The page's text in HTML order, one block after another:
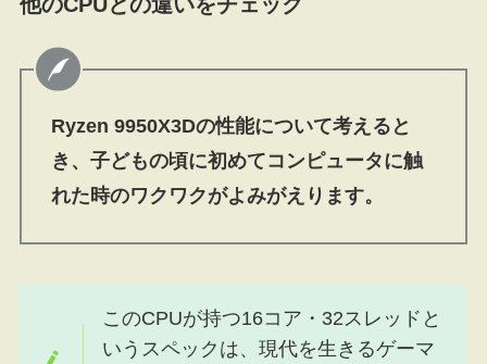
Ryzen 9950X3Dの性能について考えると
き、子どもの頃に初めてコンピュータに触
れた時のワクワクがよみがえります。
このCPUが持つ16コア・32スレッドと
いうスペックは、現代を生きるゲーマ